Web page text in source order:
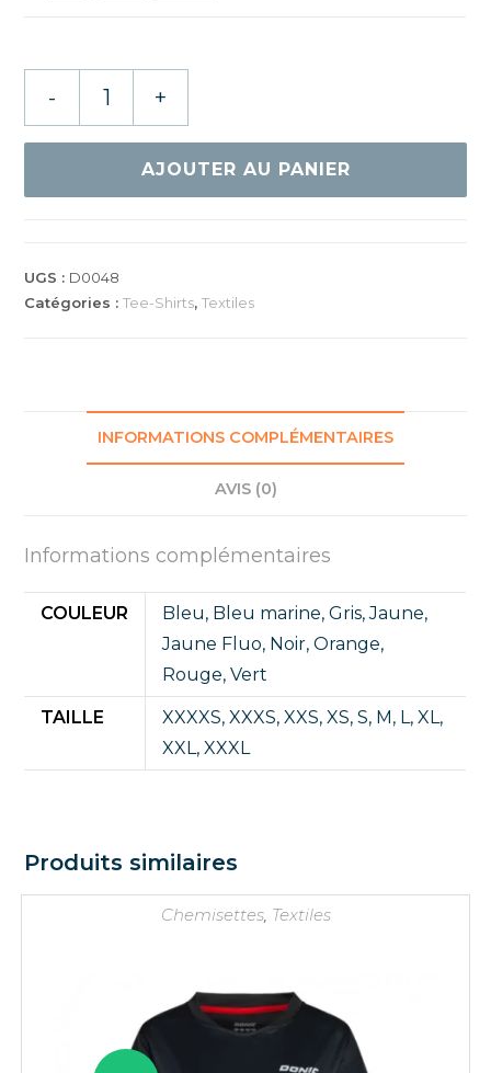
- +
AJOUTER AU PANIER
UGS : D0048
Catégories :Tee-Shirts,Textiles
INFORMATIONS COMPLÉMENTAIRES
AVIS (0)
Informations complémentaires
COULEUR Bleu, Bleu marine,Gris,Jaune,
Jaune Fluo, Noir,Orange,
Rouge,Vert
TAILLE XXXXS,XXXS,XXS,XS,S, M , L,XL,
XXL,XXXL
Produits similaires
Chemisettes, Textiles